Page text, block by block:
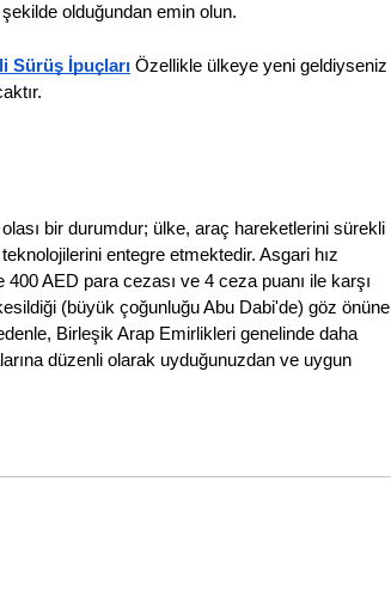
olduğundan emin olun.
Sürüş İpuçları Özellikle ülkeye yeni geldiyseniz
bir durumdur; ülke, araç hareketlerini sürekli
entegre etmektedir. Asgari hız
400 AED para cezası ve 4 ceza puanı ile karşı
(büyük çoğunluğu Abu Dabi'de) göz önüne
Birleşik Arap Emirlikleri genelinde daha
düzenli olarak uyduğunuzdan ve uygun